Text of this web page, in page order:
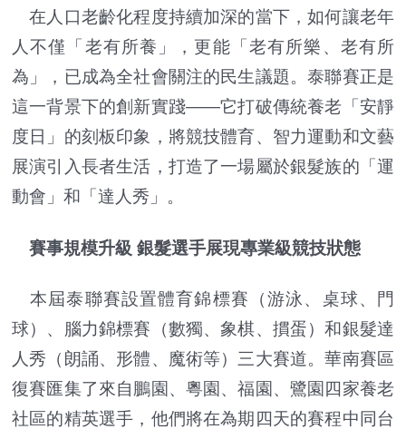
在人口老齡化程度持續加深的當下，如何讓老年
人不僅「老有所養」，更能「老有所樂、老有所
為」，已成為全社會關注的民生議題。泰聯賽正是
這一背景下的創新實踐——它打破傳統養老「安靜
度日」的刻板印象，將競技體育、智力運動和文藝
展演引入長者生活，打造了一場屬於銀髮族的「運
動會」和「達人秀」。
賽事規模升級 銀髮選手展現專業級競技狀態
本屆泰聯賽設置體育錦標賽（游泳、桌球、門
球）、腦力錦標賽（數獨、象棋、摜蛋）和銀髮達
人秀（朗誦、形體、魔術等）三大賽道。華南賽區
復賽匯集了來自鵬園、粵園、福園、鷺園四家養老
社區的精英選手，他們將在為期四天的賽程中同台